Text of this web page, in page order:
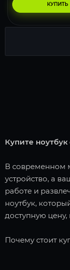
КУПИТЬ
Купите
В современном
устройство, а
работе и
ноутбук,
доступную
Почему стоит